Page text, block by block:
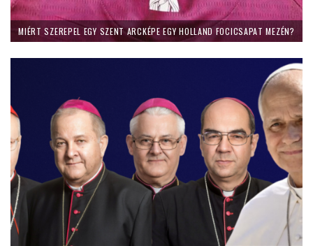
MIÉRT SZEREPEL EGY SZENT ARCKÉPE EGY HOLLAND FOCICSAPAT MEZÉN?